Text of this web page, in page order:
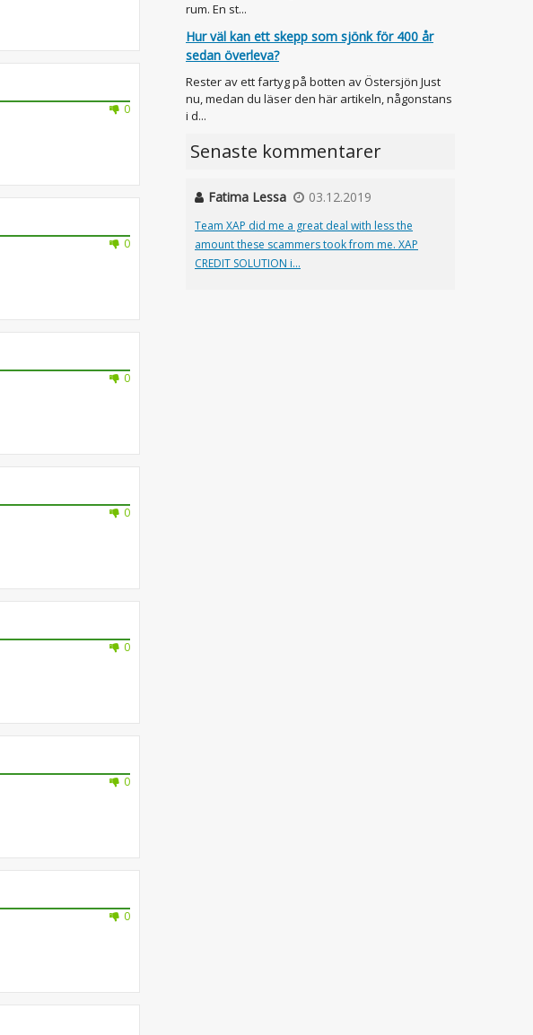
0
0
0
0
0
0
0
rum. En st...
Hur väl kan ett skepp som sjönk för 400 år
sedan överleva?
Rester av ett fartyg på botten av Östersjön Just
nu, medan du läser den här artikeln, någonstans
i d...
Senaste kommentarer
Fatima Lessa 03.12.2019
Team XAP did me a great deal with less the
amount these scammers took from me. XAP
CREDIT SOLUTION i...